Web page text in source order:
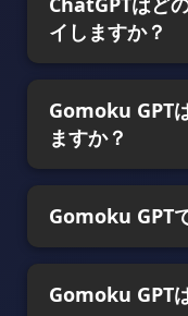
イしますか？
Gomoku GPT
ますか？
Gomoku GPT
Gomoku GPT